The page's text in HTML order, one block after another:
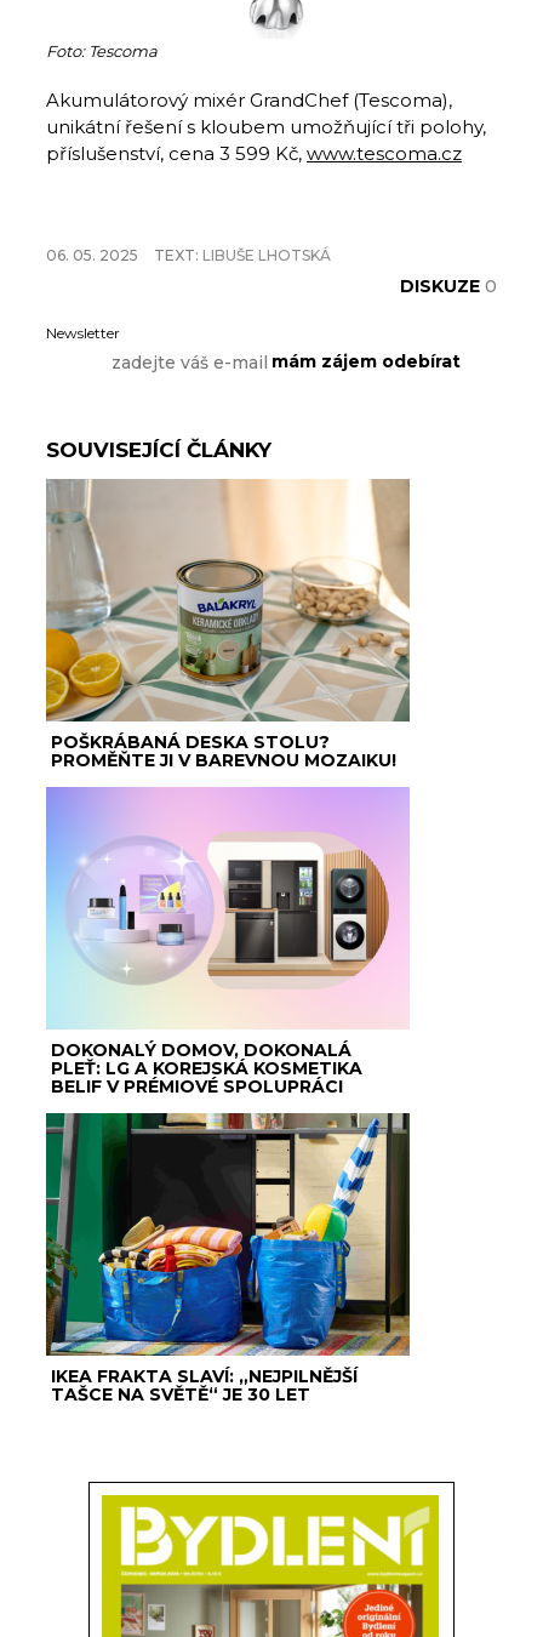
Foto: Tescoma
Akumulátorový mixér GrandChef (Tescoma),
unikátní řešení s kloubem umožňující tři polohy,
příslušenství, cena 3 599 Kč, www.tescoma.cz
06. 05. 2025 TEXT: LIBUŠE LHOTSKÁ
DISKUZE 0
Newsletter
SOUVISEJÍCÍ ČLÁNKY
POŠKRÁBANÁ DESKA STOLU?
PROMĚŇTE JI V BAREVNOU MOZAIKU!
DOKONALÝ DOMOV, DOKONALÁ
PLEŤ: LG A KOREJSKÁ KOSMETIKA
BELIF V PRÉMIOVÉ SPOLUPRÁCI
IKEA FRAKTA SLAVÍ: „NEJPILNĚJŠÍ
TAŠCE NA SVĚTĚ“ JE 30 LET